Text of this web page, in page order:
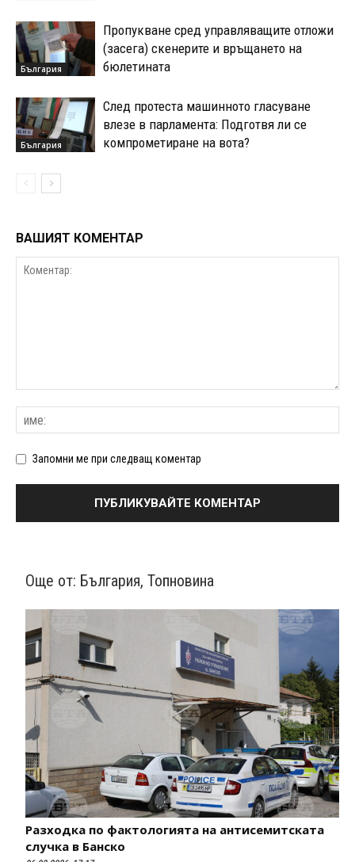
България
Пропукване сред управляващите отложи
(засега) скенерите и връщането на
бюлетината
България
След протеста машинното гласуване
влезе в парламента: Подготвя ли се
компрометиране на вота?
ВАШИЯТ КОМЕНТАР
Запомни ме при следващ коментар
Още от: България, Топновина
Разходка по фактологията на антисемитската
случка в Банско